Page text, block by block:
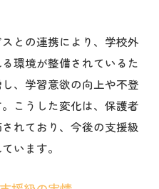
との連携により、学校外
環境が整備されているた
、学習意欲の向上や不登
こうした変化は、保護者
れており、今後の支援級
います。